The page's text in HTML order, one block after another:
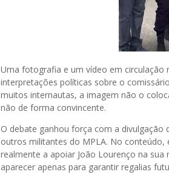
Uma fotografia e um vídeo em circulação
interpretações políticas sobre o
muitos internautas, a imagem não o
não de forma convincente.
O debate ganhou força com a
outros militantes do MPLA. No
realmente a apoiar João Lourenço na
aparecer apenas para garantir regalias